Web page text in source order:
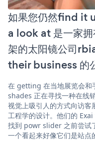
如果您仍然find it
a look at 是一家
架的太阳镜公司
their business 的
在 getting 在当地展览会和
shades 正在寻找一种在
视觉上吸引人的方式向访客
工程学的设计。他们的
找到 powr slider 之前尝
一个看起来好像它们是站点